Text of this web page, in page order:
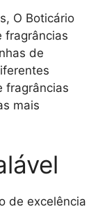
O Boticário
fragrâncias
de
fragrâncias
mais
de excelência